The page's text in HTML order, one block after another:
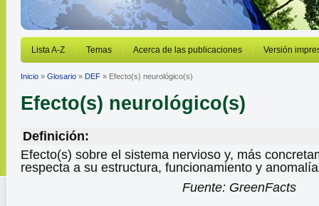
Lista A-Z Temas Acerca de las publicaciones Versión
Inicio » Glosario » DEF » Efecto(s) neurológico(s)
Efecto(s) neurológico(s)
Definición:
Efecto(s) sobre el sistema nervioso y, más
respecta a su estructura, funcionamiento y
Fuente: GreenFacts